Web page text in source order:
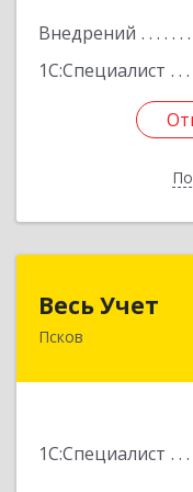
Внедрений
1С:Специалист
Весь Учет
Псков
1С:Специалист
180019,